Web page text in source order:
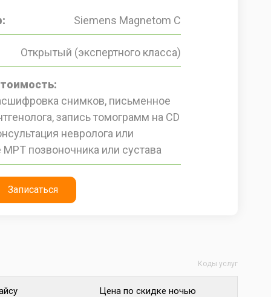
Siemens Magnetom C
Открытый (экспертного класса)
снимков, письменное
запись томограмм на CD
невролога или
МРТ позвоночника или сустава
Записаться
Коды услуг
Цена по скидке ночью